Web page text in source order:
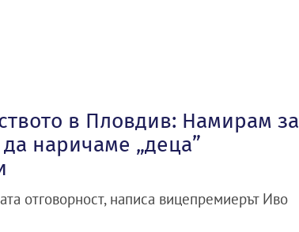
в Пловдив: Намирам за
наричаме „деца”
отговорност, написа вицепремиерът Иво